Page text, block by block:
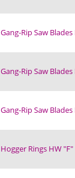
Gang-Rip Saw
Gang-Rip Saw
Gang-Rip Saw
Hogger Rings HW